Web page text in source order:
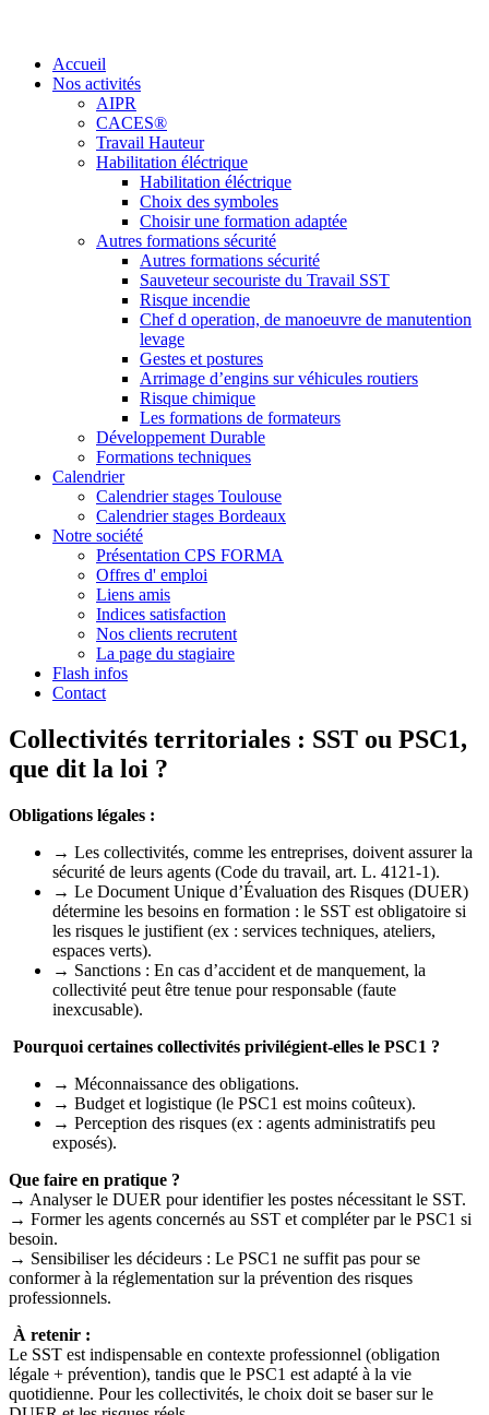
Accueil
Nos activités
AIPR
CACES®
Travail Hauteur
Habilitation éléctrique
Habilitation éléctrique
Choix des symboles
Choisir une formation adaptée
Autres formations sécurité
Autres formations sécurité
Sauveteur secouriste du Travail SST
Risque incendie
Chef d operation, de manoeuvre de manutention
levage
Gestes et postures
Arrimage d’engins sur véhicules routiers
Risque chimique
Les formations de formateurs
Développement Durable
Formations techniques
Calendrier
Calendrier stages Toulouse
Calendrier stages Bordeaux
Notre société
Présentation CPS FORMA
Offres d' emploi
Liens amis
Indices satisfaction
Nos clients recrutent
La page du stagiaire
Flash infos
Contact
Collectivités territoriales : SST ou PSC1,
que dit la loi ?
Obligations légales :
→ Les collectivités, comme les entreprises, doivent assurer la
sécurité de leurs agents (Code du travail, art. L. 4121-1).
→ Le Document Unique d’Évaluation des Risques (DUER)
détermine les besoins en formation : le SST est obligatoire si
les risques le justifient (ex : services techniques, ateliers,
espaces verts).
→ Sanctions : En cas d’accident et de manquement, la
collectivité peut être tenue pour responsable (faute
inexcusable).
Pourquoi certaines collectivités privilégient-elles le PSC1 ?
→ Méconnaissance des obligations.
→ Budget et logistique (le PSC1 est moins coûteux).
→ Perception des risques (ex : agents administratifs peu
exposés).
Que faire en pratique ?
→ Analyser le DUER pour identifier les postes nécessitant le SST.
→ Former les agents concernés au SST et compléter par le PSC1 si
besoin.
→ Sensibiliser les décideurs : Le PSC1 ne suffit pas pour se
conformer à la réglementation sur la prévention des risques
professionnels.
À retenir :
Le SST est indispensable en contexte professionnel (obligation
légale + prévention), tandis que le PSC1 est adapté à la vie
quotidienne. Pour les collectivités, le choix doit se baser sur le